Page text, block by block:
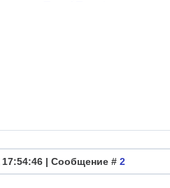
17:54:46 | Сообщение # 2